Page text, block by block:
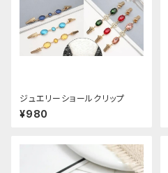
ジュエリーショールクリップ
¥980